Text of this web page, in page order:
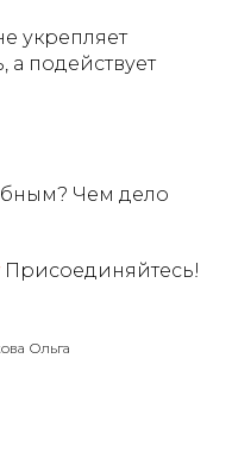
укрепляет
а подействует
Чем дело
Присоединяйтесь!
Ольга